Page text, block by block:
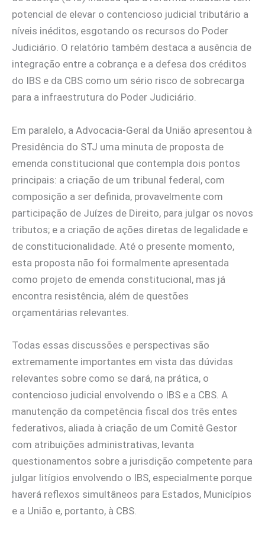
potencial de elevar o contencioso judicial tributário a
níveis inéditos, esgotando os recursos do Poder
Judiciário. O relatório também destaca a ausência de
integração entre a cobrança e a defesa dos créditos
do IBS e da CBS como um sério risco de sobrecarga
para a infraestrutura do Poder Judiciário.
Em paralelo, a Advocacia-Geral da União apresentou à
Presidência do STJ uma minuta de proposta de
emenda constitucional que contempla dois pontos
principais: a criação de um tribunal federal, com
composição a ser definida, provavelmente com
participação de Juízes de Direito, para julgar os novos
tributos; e a criação de ações diretas de legalidade e
de constitucionalidade. Até o presente momento,
esta proposta não foi formalmente apresentada
como projeto de emenda constitucional, mas já
encontra resistência, além de questões
orçamentárias relevantes.
Todas essas discussões e perspectivas são
extremamente importantes em vista das dúvidas
relevantes sobre como se dará, na prática, o
contencioso judicial envolvendo o IBS e a CBS. A
manutenção da competência fiscal dos três entes
federativos, aliada à criação de um Comitê Gestor
com atribuições administrativas, levanta
questionamentos sobre a jurisdição competente para
julgar litígios envolvendo o IBS, especialmente porque
haverá reflexos simultâneos para Estados, Municípios
e a União e, portanto, à CBS.